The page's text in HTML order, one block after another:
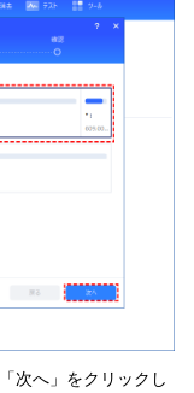
次へ」をクリックし